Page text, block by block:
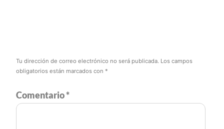
Tu dirección de correo electrónico no será publicada. Los campos
obligatorios están marcados con *
Comentario*